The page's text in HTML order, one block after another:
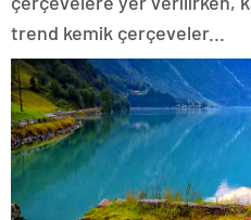
trend kemik çerçeveler...